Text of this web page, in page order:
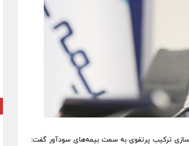
ترکیب پرتفوی به سمت بیمه‌های سودآور گفت: